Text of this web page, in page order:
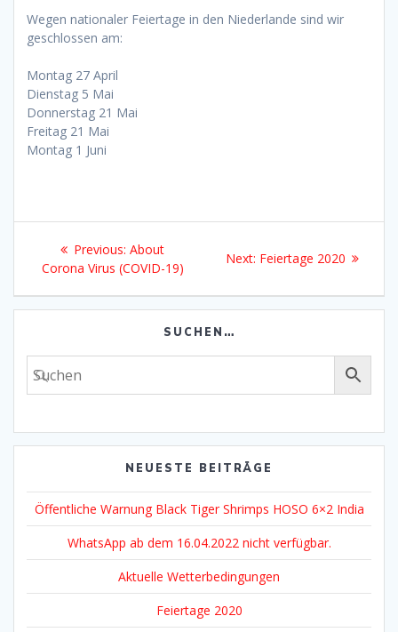
Wegen nationaler Feiertage in den Niederlande sind wir
geschlossen am:
Montag 27 April
Dienstag 5 Mai
Donnerstag 21 Mai
Freitag 21 Mai
Montag 1 Juni
Beitragsnavigation
Previous: Previous
post:
About
Corona Virus (COVID-19)
Next: Next
Feiertage 2020
SUCHEN…
NEUESTE BEITRÄGE
Öffentliche Warnung Black Tiger Shrimps HOSO 6×2 India
WhatsApp ab dem 16.04.2022 nicht verfügbar.
Aktuelle Wetterbedingungen
Feiertage 2020